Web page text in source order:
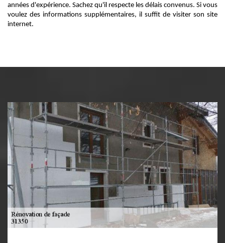
années d'expérience. Sachez qu'il respecte les délais convenus. Si vous
voulez des informations supplémentaires, il suffit de visiter son site
internet.